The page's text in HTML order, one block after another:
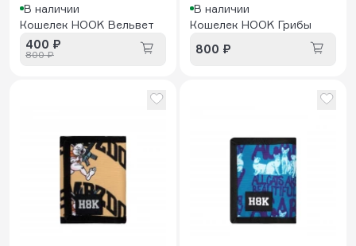
В наличии
Кошелек HOOK Вельвет
400 ₽
800 ₽
В наличии
Кошелек HOOK Грибы
800 ₽